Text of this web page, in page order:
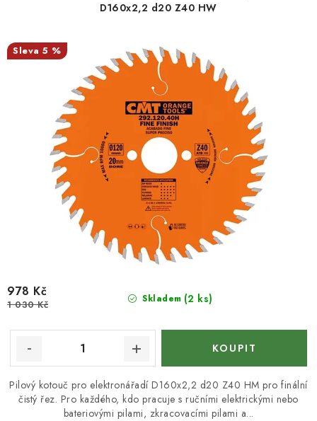
D160x2,2 d20 Z40 HW
5 %
Skladem (2 ks)
978 Kč
1 030 Kč
Pilový kotouč pro elektronářadí D160x2,2 d20 Z40 HM pro finální
čistý řez. Pro každého, kdo pracuje s ručními elektrickými nebo
bateriovými pilami, zkracovacími pilami a...